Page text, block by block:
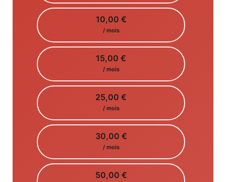
10,00 €
/ mois
15,00 €
/ mois
25,00 €
/ mois
30,00 €
/ mois
50,00 €